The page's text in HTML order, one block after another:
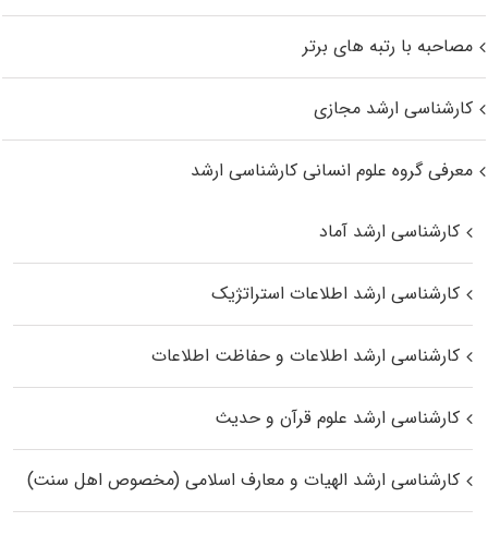
مصاحبه با رتبه های برتر
کارشناسی ارشد مجازی
معرفی گروه علوم انسانی کارشناسی ارشد
کارشناسی ارشد آماد
کارشناسی ارشد اطلاعات استراتژیک
کارشناسی ارشد اطلاعات و حفاظت اطلاعات
کارشناسی ارشد علوم قرآن و حدیث
کارشناسی ارشد الهیات و معارف اسلامی (مخصوص اهل سنت)